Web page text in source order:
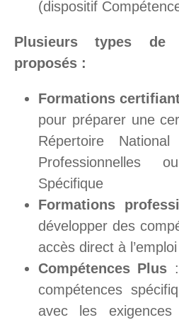
(dispositif
Plusieurs types de
proposés :
Formations
pour préparer une
Répertoire
Professionnelles
Spécifique
Formations
développer des
accès direct à l’emploi
Compétences Plus
compétences
avec les